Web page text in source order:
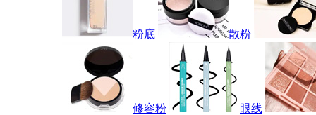
粉底 散粉
修容粉 眼线